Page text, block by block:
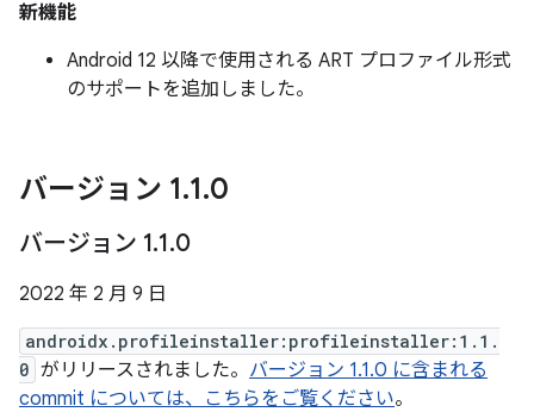
新機能
Android 12 以降で使用される ART プロファイル形式
のサポートを追加しました。
バージョン 1.1.0
バージョン 1.1.0
2022 年 2 月 9 日
androidx.profileinstaller:profileinstaller:1.1.
0 がリリースされました。 バージョン 1.1.0 に含まれる
commit については、こちらをご覧ください。